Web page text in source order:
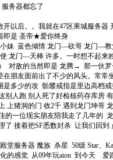
务器都忘了
以后。。我就在47区果城服务器
即是 圣帝★爱你终身
妹 蓝色倾情 龙门—砍哥 龙门—教
龙门—天棒 许多。一时想不起来
对敌的当然即是 龙腾→ 那一伙罗
在朋友面前出了不少的风头。常
是多少的攻 骷髅戒指是里边高档
别人跑 别人死了好检核药存库房
上猪洞的门 收2千 遇到龙门坤
的一位现实朋友陪我走了几年的
了 接着把SF悉数封杀 让我们回
堂服务器 魔族 杀星 50级 Star、
的感觉 从09年玩aion 到今天 爱